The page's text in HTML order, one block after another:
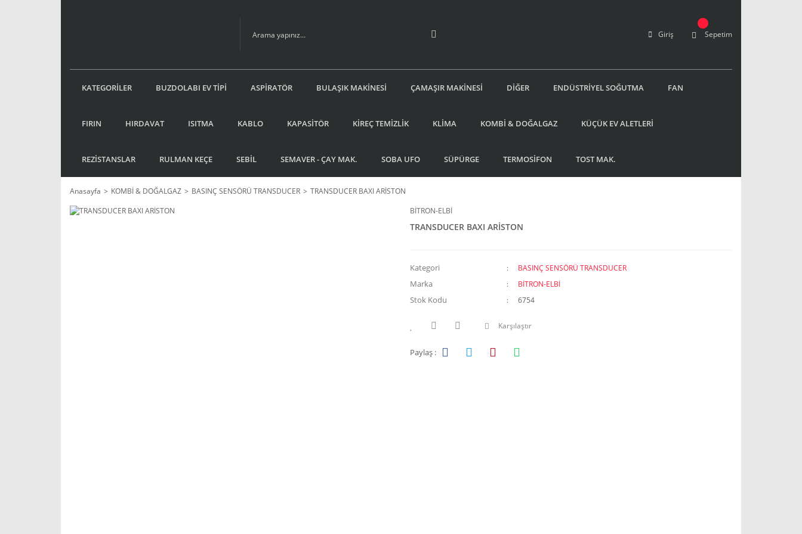
Giriş Sepetim
KATEGORİLER BUZDOLABI EV TİPİ ASPİRATÖR BULAŞIK MAKİNESİ ÇAMAŞIR MAKİNESİ DİĞER ENDÜSTRİYEL SOĞUTMA FAN
FIRIN HIRDAVAT ISITMA KABLO KAPASİTÖR KİREÇ TEMİZLİK KLİMA KOMBİ & DOĞALGAZ KÜÇÜK EV ALETLERİ
REZİSTANSLAR RULMAN KEÇE SEBİL SEMAVER - ÇAY MAK. SOBA UFO SÜPÜRGE TERMOSİFON TOST MAK.
Anasayfa KOMBİ & DOĞALGAZ BASINÇ SENSÖRÜ TRANSDUCER
TRANSDUCER BAXI ARİSTON
BİTRON-ELBİ
TRANSDUCER BAXI ARİSTON
Kategori BASINÇ SENSÖRÜ TRANSDUCER
Marka BİTRON-ELBİ
Stok Kodu 6754
Karşılaştır
Paylaş :